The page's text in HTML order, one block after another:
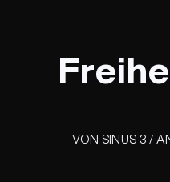
— VON SINUS 3 /